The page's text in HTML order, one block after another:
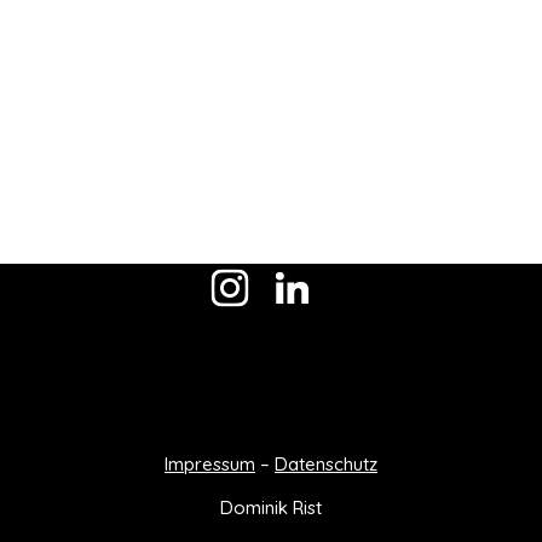
Impressum – Datenschutz
Dominik Rist